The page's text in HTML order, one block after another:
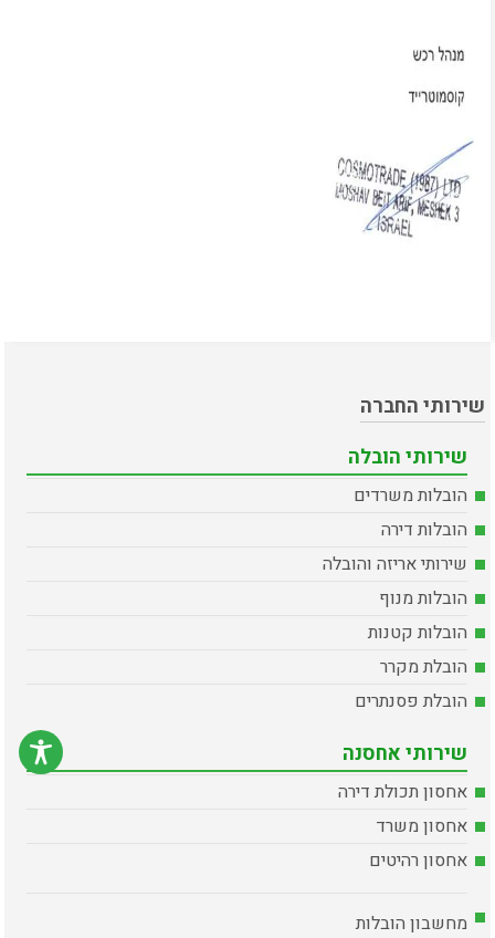
שירותי החברה
שירותי הובלה
הובלות משרדים
הובלות דירה
שירותי אריזה והובלה
הובלות מנוף
הובלות קטנות
הובלת מקרר
הובלת פסנתרים
שירותי אחסנה
אחסון תכולת דירה
אחסון משרד
אחסון רהיטים
מחשבון הובלות